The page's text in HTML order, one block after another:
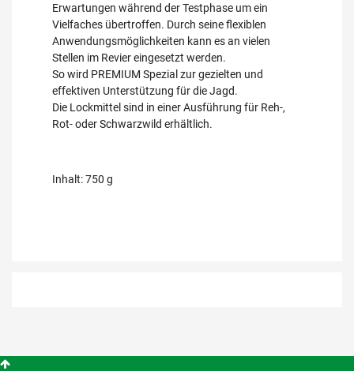
Erwartungen während der Testphase um ein
Vielfaches übertroffen. Durch seine flexiblen
Anwendungsmöglichkeiten kann es an vielen
Stellen im Revier eingesetzt werden.
So wird PREMIUM Spezial zur gezielten und
effektiven Unterstützung für die Jagd.
Die Lockmittel sind in einer Ausführung für Reh-,
Rot- oder Schwarzwild erhältlich.
Inhalt: 750 g